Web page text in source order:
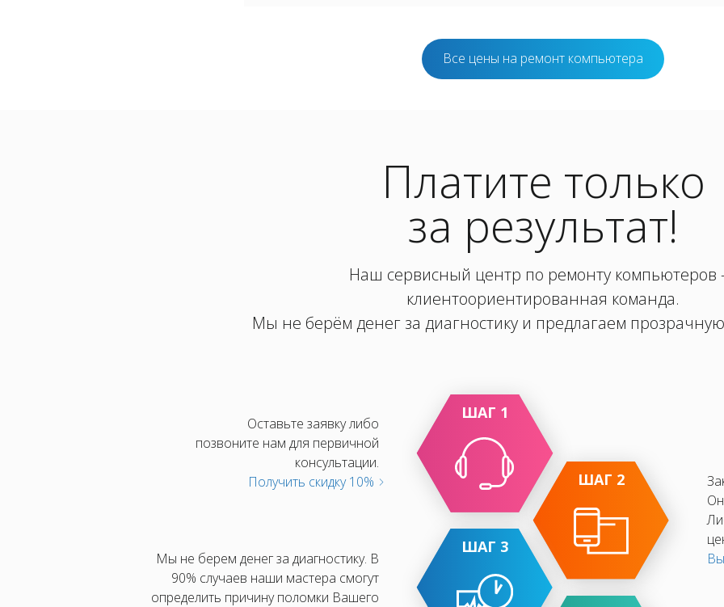
Все цены на ремонт компьютера
Платите только
за результат!
Наш сервисный центр по ремонту
клиентоориентированная команда.
Мы не берём денег за диагностику и предлагаем
ШАГ 1
Оставьте заявку либо
позвоните нам для первичной
консультации.
Получить скидку 10%
ШАГ 2
ШАГ 3
Мы не берем денег за диагностику. В
90% случаев наши мастера смогут
определить причину поломки Вашего